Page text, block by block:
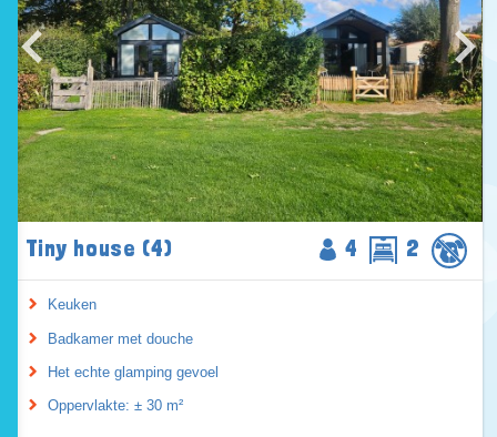
Tiny house (4) 4 2
Keuken
Badkamer met douche
Het echte glamping gevoel
Oppervlakte: ± 30 m²